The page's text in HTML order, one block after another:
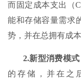
而固定成本支出（
能和存储容量需求
势，并在总拥有成
2.新型消费模式
的存储，并在之